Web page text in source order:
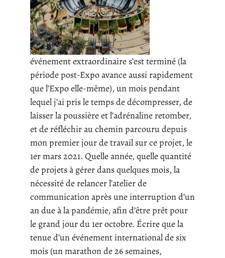
événement extraordinaire s’est terminé (la
période post-Expo avance aussi rapidement
que l’Expo elle-même), un mois pendant
lequel j’ai pris le temps de décompresser, de
laisser la poussière et l’adrénaline retomber,
et de réfléchir au chemin parcouru depuis
mon premier jour de travail sur ce projet, le
1er mars 2021. Quelle année, quelle quantité
de projets à gérer dans quelques mois, la
nécessité de relancer l’atelier de
communication après une interruption d’un
an due à la pandémie, afin d’être prêt pour
le grand jour du 1er octobre. Écrire que la
tenue d’un événement international de six
mois (un marathon de 26 semaines,